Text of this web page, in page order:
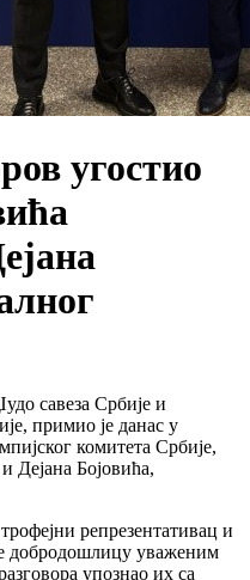
угостио
савеза Србије и
примио је данас у
комитета Србије,
Дејана Бојовића,
репрезентативац и
добродошлицу уваженим
упознао их са